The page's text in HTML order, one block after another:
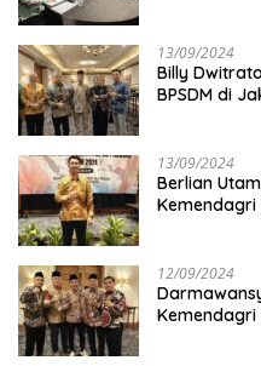
13/09/2024
Billy
BPSDM di
13/09/2024
Berlian
Kemendagri
12/09/2024